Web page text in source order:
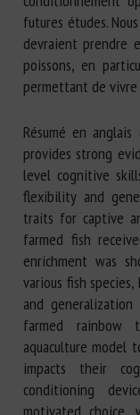
futures études.
devraient prendre
poissons, en
permettant de
Résumé en
provides strong
level cognitive
flexibility and
traits for captive
farmed fish
enrichment was
various fish
and
farmed rainbow
aquaculture model
impacts their
conditioning